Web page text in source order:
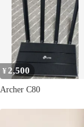
¥ 2,500
Archer C80